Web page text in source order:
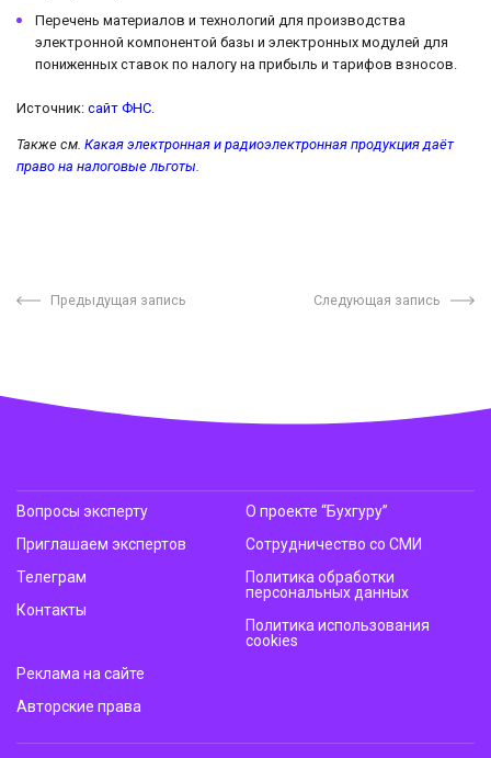
Перечень материалов и технологий для производства
электронной компонентой базы и электронных модулей для
пониженных ставок по налогу на прибыль и тарифов взносов.
Источник: сайт ФНС.
Также см. Какая электронная и радиоэлектронная продукция даёт
право на налоговые льготы
Предыдущая запись Следующая запись
Вопросы эксперту
Приглашаем экспертов
Телеграм
Контакты
О проекте “Бухгуру”
Сотрудничество со СМИ
Политика обработки
персональных данных
Политика использования
cookies
Реклама на сайте
Авторские права